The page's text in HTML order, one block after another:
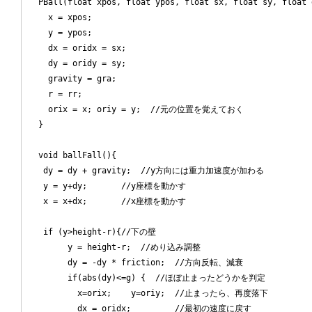
PBall(float xpos, float ypos, float sx, float sy, float
    x = xpos;
    y = ypos;
    dx = oridx = sx;
    dy = oridy = sy;
    gravity = gra;
    r = rr;
    orix = x; oriy = y;  //元の位置を覚えておく
  }
  void ballFall(){
   dy = dy + gravity;  //y方向には重力加速度が加わる
   y = y+dy;       //y座標を動かす
   x = x+dx;       //x座標を動かす
   if (y>height-r){//下の壁
        dy = -dy * friction;  //方向反転、減衰
        if(abs(dy)<=g) {  //ほぼ止まったどうかを判定
          x=orix;    y=oriy;  //止まったら、再度落下
          dx = oridx;         //最初の速度に戻す